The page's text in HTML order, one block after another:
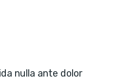
nulla ante dolor